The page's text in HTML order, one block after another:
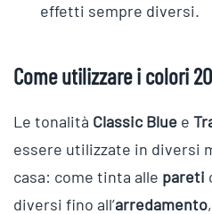
effetti sempre diversi.
Come utilizzare i colori
Le tonalità Classic Blue e
essere utilizzate in diversi
casa: come tinta alle pareti
diversi fino all’arredamento